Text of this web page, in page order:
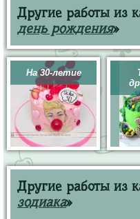
Другие работы из
день рождения»
На 30-летие
Другие работы из
зодиака»